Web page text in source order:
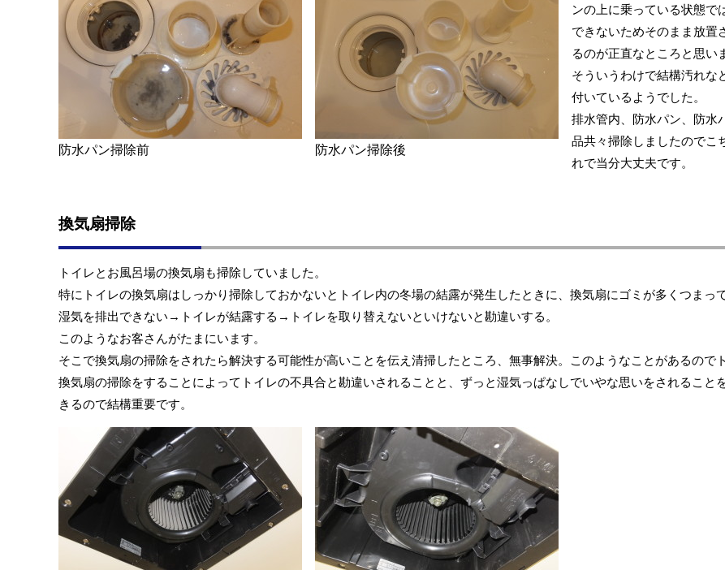
防水パン掃除前 防水パン掃除後
ンの上に乗っている状態で
できないためそのまま放置
るのが正直なところと思い
そういうわけで結構汚れな
付いているようでした。
排水管内、防水パン、防水
品共々掃除しましたのでこ
れで当分大丈夫です。
換気扇掃除
トイレとお風呂場の換気扇も掃除していました。
特にトイレの換気扇はしっかり掃除しておかないとトイレ内の冬場の結露が発生したときに、換気扇にゴミが多くつまっ
湿気を排出できない→トイレが結露する→トイレを取り替えないといけないと勘違いする。
このようなお客さんがたまにいます。
そこで換気扇の掃除をされたら解決する可能性が高いことを伝え清掃したところ、無事解決。このようなことがあるので
換気扇の掃除をすることによってトイレの不具合と勘違いされることと、ずっと湿気っぱなしでいやな思いをされること
きるので結構重要です。